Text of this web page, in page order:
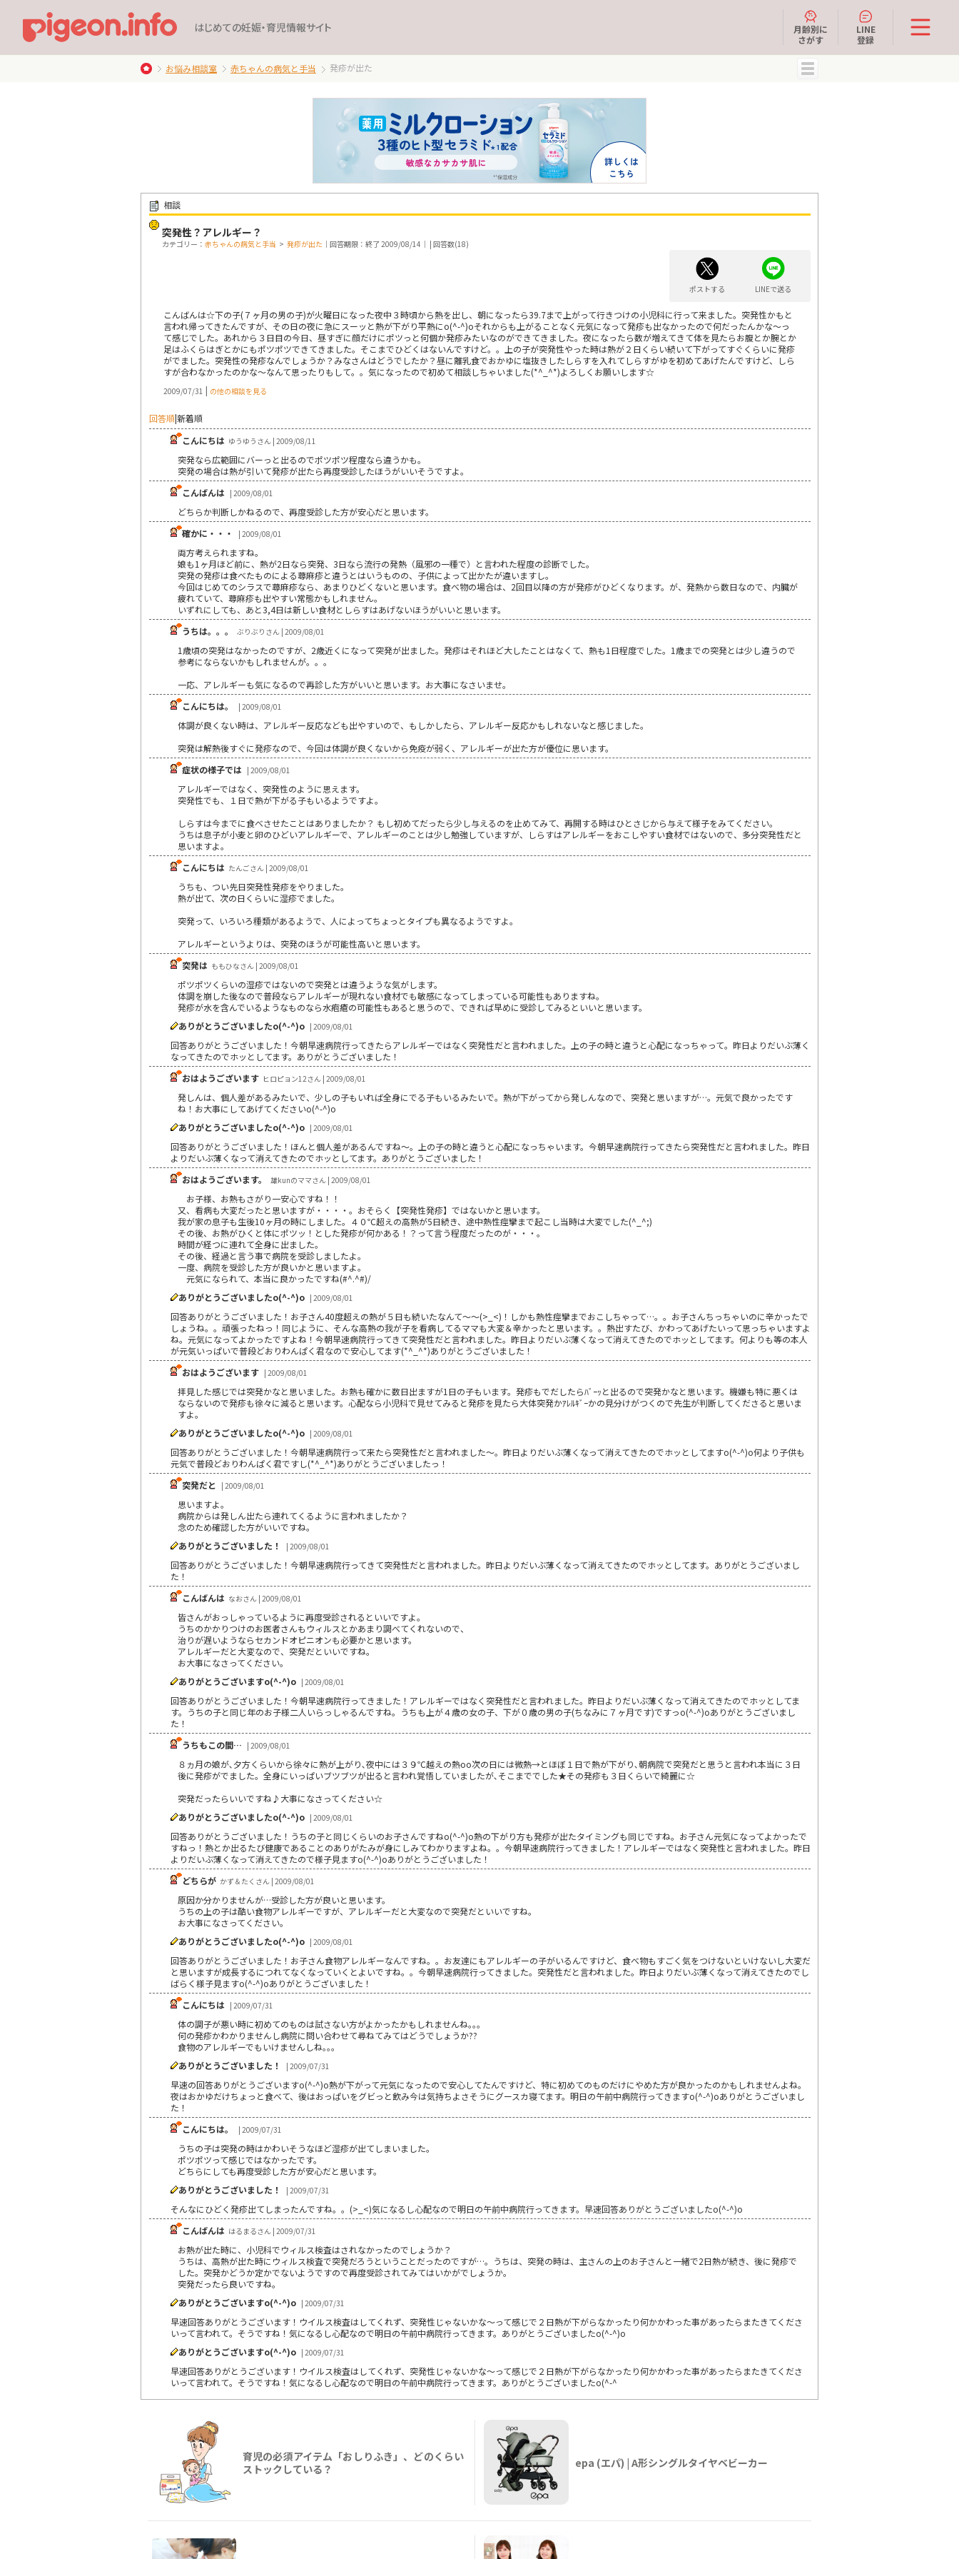
はじめての妊娠・育児情報サイト
月齢別に
さがす
LINE
登録
お悩み相談室 赤ちゃんの病気と手当 発疹が出た
相談
突発性？アレルギー？
カテゴリー： 赤ちゃんの病気と手当 > 発疹が出た ｜回答期限：終了 2009/08/14｜ | 回答数(18)
ポストする LINEで送る
こんばんは☆下の子(７ヶ月の男の子)が火曜日になった夜中３時頃から熱を出し、朝になったら39.7まで上がって行きつけの小児科に行って来ました。突発性かもと
言われ帰ってきたんですが、その日の夜に急にスーッと熱が下がり平熱にo(^-^)oそれからも上がることなく元気になって発疹も出なかったので何だったんかな～っ
て感じでした。あれから３日目の今日、昼すぎに顔だけにポツっと何個か発疹みたいなのができてきました。夜になったら数が増えてきて体を見たらお腹とか腕とか
足はふくらはぎとかにもポツポツできてきました。そこまでひどくはないんですけど。。上の子が突発性やった時は熱が２日くらい続いて下がってすぐくらいに発疹
がでました。突発性の発疹なんでしょうか？みなさんはどうでしたか？昼に離乳食でおかゆに塩抜きしたしらすを入れてしらすがゆを初めてあげたんですけど、しら
すが合わなかったのかな～なんて思ったりもして。。気になったので初めて相談しちゃいました(*^_^*)よろしくお願いします☆
2009/07/31 | の他の相談を見る
回答順|新着順
こんにちは ゆうゆうさん | 2009/08/11
突発なら広範囲にバーっと出るのでポツポツ程度なら違うかも。
突発の場合は熱が引いて発疹が出たら再度受診したほうがいいそうですよ。
こんばんは | 2009/08/01
どちらか判断しかねるので、再度受診した方が安心だと思います。
確かに・・・
| 2009/08/01
両方考えられますね。
娘も1ヶ月ほど前に、熱が2日なら突発、3日なら流行の発熱（風邪の一種で）と言われた程度の診断でした。
突発の発疹は食べたものによる蕁麻疹と違うとはいうものの、子供によって出かたが違いますし。
今回はじめてのシラスで蕁麻疹なら、あまりひどくないと思います。食べ物の場合は、2回目以降の方が発疹がひどくなります。が、発熱から数日なので、内臓が
疲れていて、蕁麻疹も出やすい常態かもしれません。
いずれにしても、あと3,4日は新しい食材としらすはあげないほうがいいと思います。
うちは。。。
ぶりぶりさん | 2009/08/01
1歳頃の突発はなかったのですが、2歳近くになって突発が出ました。発疹はそれほど大したことはなくて、熱も1日程度でした。1歳までの突発とは少し違うので
参考にならないかもしれませんが。。。
一応、アレルギーも気になるので再診した方がいいと思います。お大事になさいませ。
こんにちは。
| 2009/08/01
体調が良くない時は、アレルギー反応なども出やすいので、もしかしたら、アレルギー反応かもしれないなと感じました。
突発は解熱後すぐに発疹なので、今回は体調が良くないから免疫が弱く、アレルギーが出た方が優位に思います。
症状の様子では | 2009/08/01
アレルギーではなく、突発性のように思えます。
突発性でも、１日で熱が下がる子もいるようですよ。
しらすは今までに食べさせたことはありましたか？ もし初めてだったら少し与えるのを止めてみて、再開する時はひとさじから与えて様子をみてください。
うちは息子が小麦と卵のひどいアレルギーで、アレルギーのことは少し勉強していますが、しらすはアレルギーをおこしやすい食材ではないので、多分突発性だと
思いますよ。
こんにちは たんごさん | 2009/08/01
うちも、つい先日突発性発疹をやりました。
熱が出て、次の日くらいに湿疹でました。
突発って、いろいろ種類があるようで、人によってちょっとタイプも異なるようですよ。
アレルギーというよりは、突発のほうが可能性高いと思います。
突発は ももひなさん | 2009/08/01
ポツポツくらいの湿疹ではないので突発とは違うような気がします。
体調を崩した後なので普段ならアレルギーが現れない食材でも敏感になってしまっている可能性もありますね。
発疹が水を含んでいるようなものなら水疱瘡の可能性もあると思うので、できれば早めに受診してみるといいと思います。
ありがとうございましたo(^-^)o | 2009/08/01
回答ありがとうございました！今朝早速病院行ってきたらアレルギーではなく突発性だと言われました。上の子の時と違うと心配になっちゃって。昨日よりだいぶ薄く
なってきたのでホッとしてます。ありがとうございました！
おはようございます ヒロピョン12さん | 2009/08/01
発しんは、個人差があるみたいで、少しの子もいれば全身にでる子もいるみたいで。熱が下がってから発しんなので、突発と思いますが…。元気で良かったです
ね！お大事にしてあげてくださいo(^-^)o
ありがとうございましたo(^-^)o | 2009/08/01
回答ありがとうございました！ほんと個人差があるんですね～。上の子の時と違うと心配になっちゃいます。今朝早速病院行ってきたら突発性だと言われました。昨日
よりだいぶ薄くなって消えてきたのでホッとしてます。ありがとうございました！
おはようございます。
雄kunのママさん | 2009/08/01
お子様、お熱もさがり一安心ですね！！
又、看病も大変だったと思いますが・・・・。おそらく【突発性発疹】ではないかと思います。
我が家の息子も生後10ヶ月の時にしました。４０℃超えの高熱が5日続き、途中熱性痙攣まで起こし当時は大変でした(^_^;)
その後、お熱がひくと体にポツッ！とした発疹が何かある！？って言う程度だったのが・・・。
時間が経つに連れて全身に出ました。
その後、経過と言う事で病院を受診しましたよ。
一度、病院を受診した方が良いかと思いますよ。
元気になられて、本当に良かったですね(#^.^#)/
ありがとうございましたo(^-^)o | 2009/08/01
回答ありがとうございました！お子さん40度超えの熱が５日も続いたなんて～～(>_<)！しかも熱性痙攣までおこしちゃって…。。お子さんちっちゃいのに辛かったで
しょうね。。頑張ったねっ！同じように、そんな高熱の我が子を看病してるママも大変＆辛かったと思います。。熱出すたび、かわってあげたいって思っちゃいますよ
ね。元気になってよかったですよね！今朝早速病院行ってきて突発性だと言われました。昨日よりだいぶ薄くなって消えてきたのでホッとしてます。何よりも等の本人
が元気いっぱいで普段どおりわんぱく君なので安心してます(*^_^*)ありがとうございました！
おはようございます | 2009/08/01
拝見した感じでは突発かなと思いました。お熱も確かに数日出ますが1日の子もいます。発疹もでだしたらﾊﾞｰｯと出るので突発かなと思います。機嫌も特に悪くは
ならないので発疹も徐々に減ると思います。心配なら小児科で見せてみると発疹を見たら大体突発かｱﾚﾙｷﾞｰかの見分けがつくので先生が判断してくださると思いま
すよ。
ありがとうございましたo(^-^)o | 2009/08/01
回答ありがとうございました！今朝早速病院行って来たら突発性だと言われました～。昨日よりだいぶ薄くなって消えてきたのでホッとしてますo(^-^)o何より子供も
元気で普段どおりわんぱく君ですし(*^_^*)ありがとうございましたっ！
突発だと
| 2009/08/01
思いますよ。
病院からは発しん出たら連れてくるように言われましたか？
念のため確認した方がいいですね。
ありがとうございました！
| 2009/08/01
回答ありがとうございました！今朝早速病院行ってきて突発性だと言われました。昨日よりだいぶ薄くなって消えてきたのでホッとしてます。ありがとうございまし
た！
こんばんは なおさん | 2009/08/01
皆さんがおっしゃっているように再度受診されるといいですよ。
うちのかかりつけのお医者さんもウィルスとかあまり調べてくれないので、
治りが遅いようならセカンドオピニオンも必要かと思います。
アレルギーだと大変なので、突発だといいですね。
お大事になさってください。
ありがとうございますo(^-^)o | 2009/08/01
回答ありがとうございました！今朝早速病院行ってきました！アレルギーではなく突発性だと言われました。昨日よりだいぶ薄くなって消えてきたのでホッとしてま
す。うちの子と同じ年のお子様二人いらっしゃるんですね。うちも上が４歳の女の子、下が０歳の男の子(ちなみに７ヶ月です)ですっo(^-^)oありがとうございまし
た！
うちもこの間… | 2009/08/01
８ヵ月の娘が､夕方くらいから徐々に熱が上がり､夜中には３９℃越えの熱oo次の日には微熱→とほぼ１日で熱が下がり､朝病院で突発だと思うと言われ本当に３日
後に発疹がでました。全身にいっぱいブツブツが出ると言われ覚悟していましたが､そこまででした★その発疹も３日くらいで綺麗に☆
突発だったらいいですね♪大事になさってください☆
ありがとうございましたo(^-^)o | 2009/08/01
回答ありがとうございました！うちの子と同じくらいのお子さんですねo(^-^)o熱の下がり方も発疹が出たタイミングも同じですね。お子さん元気になってよかったで
すねっ！熱とか出るたび健康であることのありがたみが身にしみてわかりますよね。。今朝早速病院行ってきました！アレルギーではなく突発性と言われました。昨日
よりだいぶ薄くなって消えてきたので様子見ますo(^-^)oありがとうございました！
どちらが かず＆たくさん | 2009/08/01
原因か分かりませんが…受診した方が良いと思います。
うちの上の子は酷い食物アレルギーですが、アレルギーだと大変なので突発だといいですね。
お大事になさってください。
ありがとうございましたo(^-^)o | 2009/08/01
回答ありがとうございました！お子さん食物アレルギーなんですね。。お友達にもアレルギーの子がいるんですけど、食べ物もすごく気をつけないといけないし大変だ
と思いますが成長するにつれてなくなっていくとよいですね。。今朝早速病院行ってきました。突発性だと言われました。昨日よりだいぶ薄くなって消えてきたのでし
ばらく様子見ますo(^-^)oありがとうございました！
こんにちは | 2009/07/31
体の調子が悪い時に初めてのものは試さない方がよかったかもしれませんね｡｡｡
何の発疹かわかりませんし病院に問い合わせて尋ねてみてはどうでしょうか??
食物のアレルギーでもいけませんしね｡｡｡
ありがとうございました！
| 2009/07/31
早速の回答ありがとうございますo(^-^)o熱が下がって元気になったので安心してたんですけど、特に初めてのものだけにやめた方が良かったのかもしれませんよね。
夜はおかゆだけちょっと食べて、後はおっぱいをグビっと飲み今は気持ちよさそうにグースカ寝てます。明日の午前中病院行ってきますo(^-^)oありがとうございまし
た！
こんにちは。
| 2009/07/31
うちの子は突発の時はかわいそうなほど湿疹が出てしまいました。
ポツポツって感じではなかったです。
どちらにしても再度受診した方が安心だと思います。
ありがとうございました！
| 2009/07/31
そんなにひどく発疹出てしまったんですね。。(>_<)気になるし心配なので明日の午前中病院行ってきます。早速回答ありがとうございましたo(^-^)o
こんばんは はるまるさん | 2009/07/31
お熱が出た時に、小児科でウィルス検査はされなかったのでしょうか？
うちは、高熱が出た時にウィルス検査で突発だろうということだったのですが…。うちは、突発の時は、主さんの上のお子さんと一緒で2日熱が続き、後に発疹で
した。突発かどうか定かでないようですので再度受診されてみてはいかがでしょうか。
突発だったら良いですね。
ありがとうございますo(^-^)o | 2009/07/31
早速回答ありがとうございます！ウイルス検査はしてくれず、突発性じゃないかな～って感じで２日熱が下がらなかったり何かかわった事があったらまたきてくださ
いって言われて。そうですね！気になるし心配なので明日の午前中病院行ってきます。ありがとうございましたo(^-^)o
ありがとうございますo(^-^)o | 2009/07/31
早速回答ありがとうございます！ウイルス検査はしてくれず、突発性じゃないかな～って感じで２日熱が下がらなかったり何かかわった事があったらまたきてくださ
いって言われて。そうですね！気になるし心配なので明日の午前中病院行ってきます。ありがとうございましたo(^-^
育児の必須アイテム「おしりふき」、どのくらい
ストックしている？
epa (エパ) | A形シングルタイヤベビーカー